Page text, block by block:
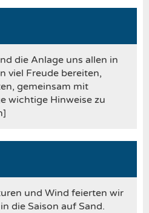
die Anlage uns allen in
viel Freude bereiten,
gemeinsam mit
wichtige Hinweise zu
und Wind feierten wir
die Saison auf Sand.